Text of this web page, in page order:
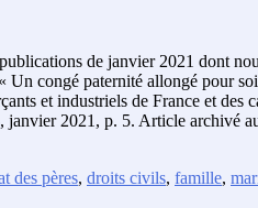
de janvier 2021 dont
Un congé paternité allongé pour
et industriels de France et des
janvier 2021, p. 5. Article archivé
des pères, droits civils, famille,